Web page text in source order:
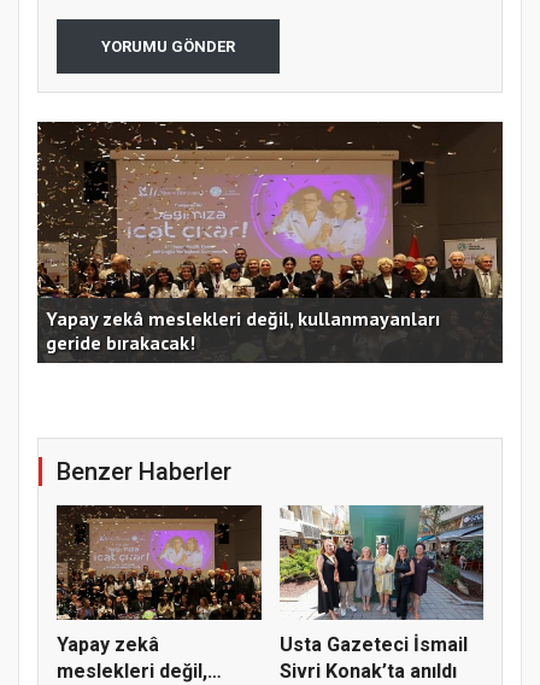
YORUMU GÖNDER
Kocaeli Büyükşehir’in SİDEM’i 129 bin kişiyi afetlere
hazırladı
Benzer Haberler
Yapay zekâ
meslekleri değil,
Usta Gazeteci İsmail
Sivri Konak’ta anıldı